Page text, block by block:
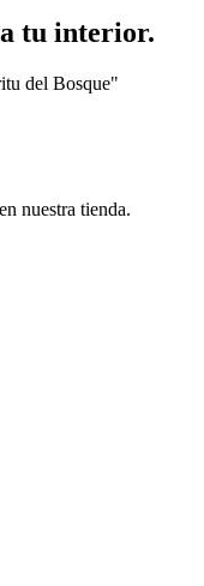
tu interior.
del Bosque"
nuestra tienda.